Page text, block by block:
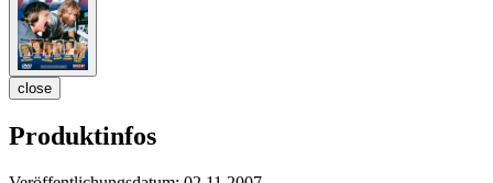
close
Produktinfos